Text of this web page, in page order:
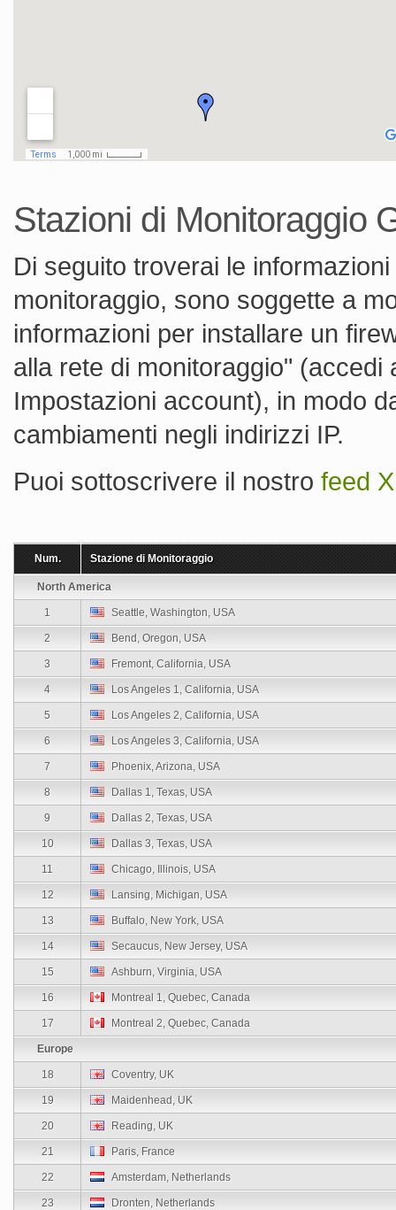
Stazioni di Monitoraggio
Di seguito troverai le
monitoraggio, sono soggette a
informazioni per installare un
alla rete di monitoraggio"
Impostazioni account), in modo
cambiamenti negli indirizzi IP.
Puoi sottoscrivere il nostro feed
Num. Stazione di Monitoraggio
North America
1 Seattle, Washington, USA
2 Bend, Oregon, USA
3 Fremont, California, USA
4 Los Angeles 1, California, USA
5 Los Angeles 2, California, USA
6 Los Angeles 3, California, USA
7 Phoenix, Arizona, USA
8 Dallas 1, Texas, USA
9 Dallas 2, Texas, USA
10 Dallas 3, Texas, USA
11 Chicago, Illinois, USA
12 Lansing, Michigan, USA
13 Buffalo, New York, USA
14 Secaucus, New Jersey, USA
15 Ashburn, Virginia, USA
16 Montreal 1, Quebec, Canada
17 Montreal 2, Quebec, Canada
Europe
18 Coventry, UK
19 Maidenhead, UK
20 Reading, UK
21 Paris, France
22 Amsterdam, Netherlands
23 Dronten, Netherlands